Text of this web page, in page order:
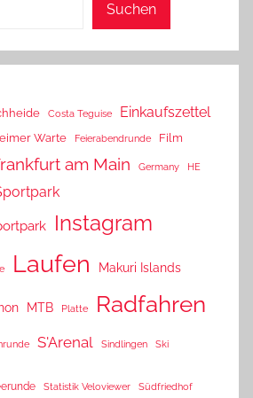
Suchen
Costa Teguise Einkaufszettel
Warte Feierabendrunde Film
am Main Germany HE
Instagram
Laufen Makuri Islands
MTB Platte Radfahren
S'Arenal Sindlingen Ski
Statistik Veloviewer Südfriedhof